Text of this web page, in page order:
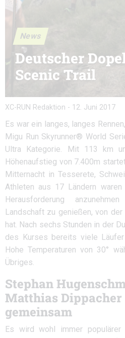
News
Deutscher
Scenic Trail
XC-RUN Redaktion - 12. Juni 2017
Es war ein langes, langes
Migu Run Skyrunner® World
Ultra Kategorie. Mit 113 km
Höhenaufstieg von 7.400m
Mitternacht in Tesserete,
Athleten aus 17 Ländern waren
Herausforderung
Landschaft zu genießen, von
hat. Nach sechs Stunden in der
des Kurses bereits viele
Hohe Temperaturen von 30°
Übriges.
Stephan
Matthias Dippacher
gemeinsam
Es wird wohl immer